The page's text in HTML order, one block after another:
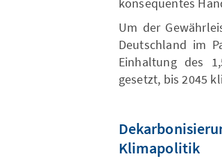
konsequentes
Um der
Deutschland im
Einhaltung des
gesetzt, bis 2045
Klimapolitik